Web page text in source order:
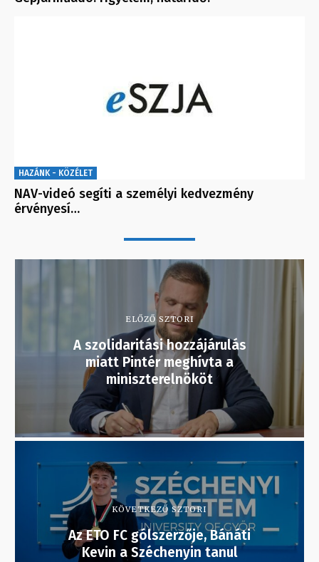
HAZÁNK - KÖZÉLET
NAV-videó segíti a személyi kedvezmény
érvényesí…
ELŐZŐ SZTORI
A szolidaritási hozzájárulás
miatt Pintér meghívta a
miniszterelnököt
KÖVETKEZŐ SZTORI
Az ETO FC gólszerzője, Bánáti
Kevin a Széchenyin tanul